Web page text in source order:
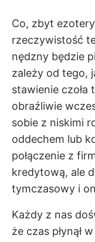
Co, zbyt
rzeczywistość
nędzny będzie
zależy od tego,
stawienie czoła
obraźliwie
sobie z niskimi
oddechem lub
połączenie z
kredytową, ale
tymczasowy i
Każdy z nas
że czas płynął